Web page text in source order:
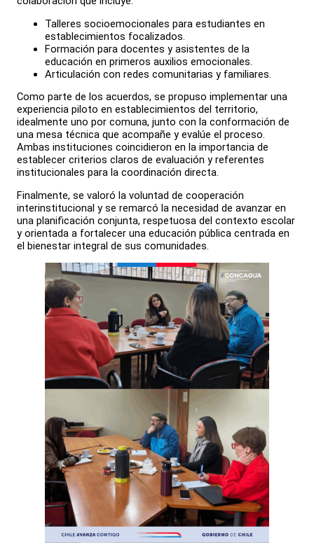
Talleres socioemocionales para estudiantes en
establecimientos focalizados.
Formación para docentes y asistentes de la
educación en primeros auxilios emocionales.
Articulación con redes comunitarias y familiares.
Como parte de los acuerdos, se propuso implementar una
experiencia piloto en establecimientos del territorio,
idealmente uno por comuna, junto con la conformación de
una mesa técnica que acompañe y evalúe el proceso.
Ambas instituciones coincidieron en la importancia de
establecer criterios claros de evaluación y referentes
institucionales para la coordinación directa.
Finalmente, se valoró la voluntad de cooperación
interinstitucional y se remarcó la necesidad de avanzar en
una planificación conjunta, respetuosa del contexto escolar
y orientada a fortalecer una educación pública centrada en
el bienestar integral de sus comunidades.